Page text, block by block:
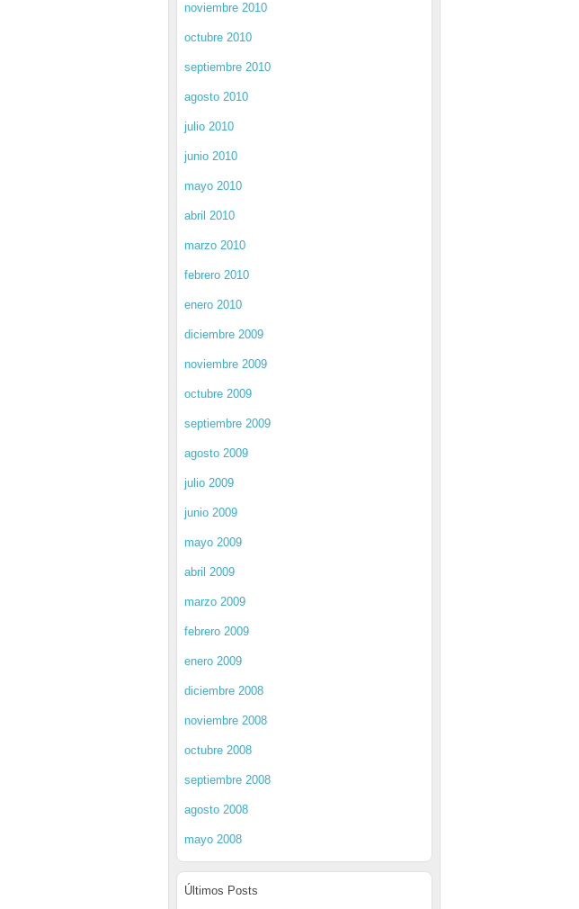
noviembre 2010
octubre 2010
septiembre 2010
agosto 2010
julio 2010
junio 2010
mayo 2010
abril 2010
marzo 2010
febrero 2010
enero 2010
diciembre 2009
noviembre 2009
octubre 2009
septiembre 2009
agosto 2009
julio 2009
junio 2009
mayo 2009
abril 2009
marzo 2009
febrero 2009
enero 2009
diciembre 2008
noviembre 2008
octubre 2008
septiembre 2008
agosto 2008
mayo 2008
Últimos Posts